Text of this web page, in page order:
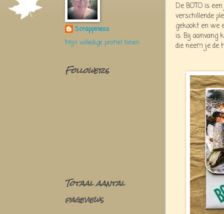
De BOTO is
verschillende
gekookt en we
is. Bij aanvang
die neem je de
Scrappiness
Mijn volledige profiel tonen
Followers
Totaal aantal
pageviews